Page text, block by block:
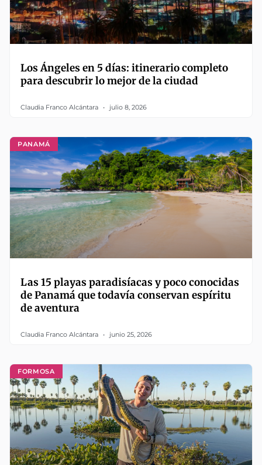
Los Ángeles en 5 días: itinerario completo
para descubrir lo mejor de la ciudad
Claudia Franco Alcántara julio 8, 2026
PANAMÁ
Las 15 playas paradisíacas y poco conocidas
de Panamá que todavía conservan espíritu
de aventura
Claudia Franco Alcántara junio 25, 2026
FORMOSA